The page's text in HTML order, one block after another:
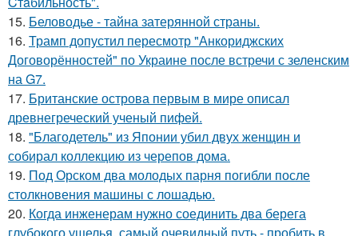
15. Беловодье - тайна затерянной страны.
16. Трамп допустил пересмотр "Анкориджских
Договорённостей" по Украине после встречи с зеленским
на G7.
17. Британские острова первым в мире описал
древнегреческий ученый пифей.
18. "Благодетель" из Японии убил двух женщин и
собирал коллекцию из черепов дома.
19. Под Орском два молодых парня погибли после
столкновения машины с лошадью.
20. Когда инженерам нужно соединить два берега